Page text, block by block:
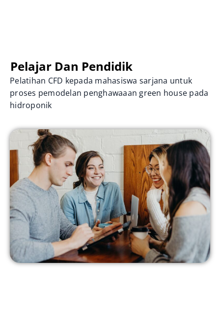
Pelajar Dan Pendidik​
Pelatihan CFD kepada mahasiswa sarjana untuk
proses pemodelan penghawaaan green house pada
hidroponik